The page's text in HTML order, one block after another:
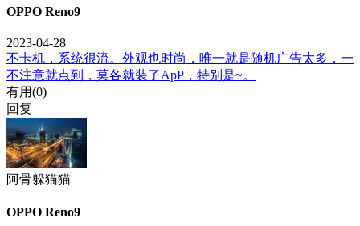
OPPO Reno9
2023-04-28
不卡机，系统很流。外观也时尚，唯一就是随机广告太多，一
不注意就点到，莫各就装了ApP，特别是~。
有用(0)
回复
阿骨躲猫猫
OPPO Reno9